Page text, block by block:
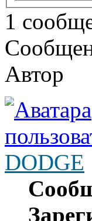
1
Автор
DODGE